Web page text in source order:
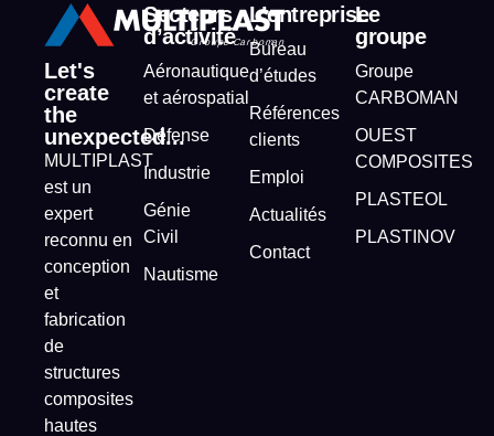
Let's
create
the
unexpected...
MULTIPLAST
est un
expert
reconnu en
conception
et
fabrication
de
structures
composites
hautes
Secteurs
d’activité
Aéronautique
et aérospatial
Défense
Industrie
Génie
Civil
Nautisme
L’entreprise
Bureau
d’études
Références
clients
Emploi
Actualités
Contact
Le
groupe
Groupe
CARBOMAN
OUEST
COMPOSITES
PLASTEOL
PLASTINOV